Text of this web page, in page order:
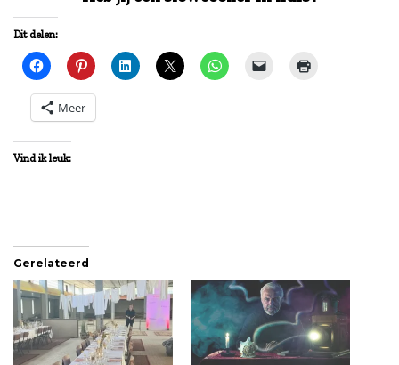
Dit delen:
Meer
Vind ik leuk:
Gerelateerd